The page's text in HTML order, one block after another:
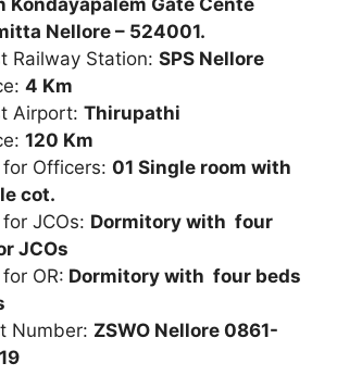
Kondayapalem Gate Cente
Nellore – 524001.
Railway Station: SPS Nellore
4 Km
Airport: Thirupathi
120 Km
for Officers: 01 Single room with
cot.
JCOs: Dormitory with four
JCOs
OR: Dormitory with four beds
Number: ZSWO Nellore 0861-